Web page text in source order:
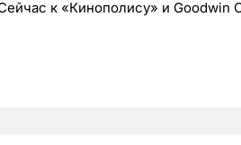
к «Кинополису» и Goodwin